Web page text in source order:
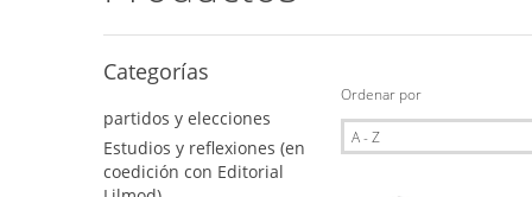
Categorías
partidos y elecciones
Estudios y reflexiones (en
coedición con Editorial
Ordenar por